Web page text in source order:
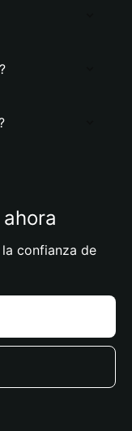
confianza de